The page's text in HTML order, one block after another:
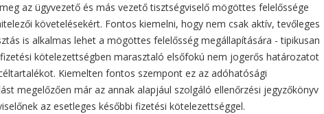
az ügyvezető és más vezető tisztségviselő mögöttes felelőssége
követelésekért. Fontos kiemelni, hogy nem csak aktív, tevőleges
is alkalmas lehet a mögöttes felelősség megállapítására - tipikusan
kötelezettségben marasztaló elsőfokú nem jogerős határozatot
Kiemelten fontos szempont ez az adóhatósági
megelőzően már az annak alapjául szolgáló ellenőrzési jegyzőkönyv
az esetleges későbbi fizetési kötelezettséggel.